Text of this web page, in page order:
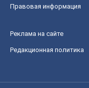
Правовая информация
Реклама на сайте
Редакционная политика